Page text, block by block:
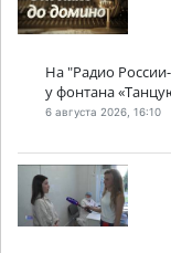
На "Радио
у фонтана
6 августа 2026, 16:10